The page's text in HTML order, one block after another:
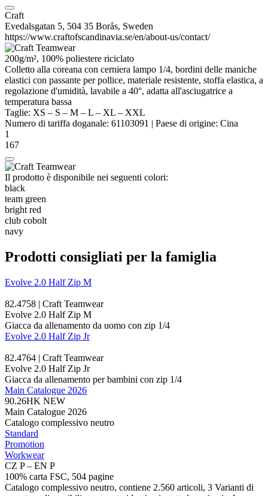
Craft
Evedalsgatan 5, 504 35 Borås, Sweden
https://www.craftofscandinavia.se/en/about-us/contact/
200g/m², 100% poliestere riciclato
Colletto alla coreana con cerniera lampo 1/4, bordini delle maniche
elastici con passante per pollice, materiale resistente, stoffa elastica, a
regolazione d'umidità, lavabile a 40°, adatta all'asciugatrice a
temperatura bassa
Taglie: XS – S – M – L – XL – XXL
Numero di tariffa doganale: 61103091 | Paese di origine: Cina
1
167
Il prodotto è disponibile nei seguenti colori:
black
team green
bright red
club cobolt
navy
Prodotti consigliati per la famiglia
Evolve 2.0 Half Zip M
82.4758 | Craft Teamwear
Evolve 2.0 Half Zip M
Giacca da allenamento da uomo con zip 1/4
Evolve 2.0 Half Zip Jr
82.4764 | Craft Teamwear
Evolve 2.0 Half Zip Jr
Giacca da allenamento per bambini con zip 1/4
Main Catalogue 2026
90.26HK NEW
Main Catalogue 2026
Catalogo complessivo neutro
Standard
Promotion
Workwear
CZ P – EN P
100% carta FSC, 504 pagine
Catalogo complessivo neutro, contiene 2.560 articoli, 3 Varianti di